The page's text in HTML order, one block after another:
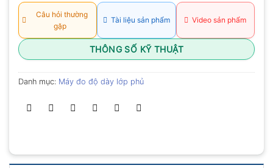
Câu hỏi thường
gặp
Tài liệu sản phẩm Video sản phẩm
THÔNG SỐ KỸ THUẬT
Danh mục: Máy đo độ dày lớp phủ